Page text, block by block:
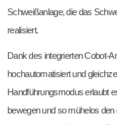
Schweißanlage, die das
realisiert.
Dank des integrierten Cobot-
hochautomatisiert und
Handführungsmodus erlaubt
bewegen und so mühelos